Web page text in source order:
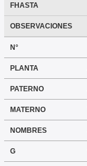
FHASTA
OBSERVACIONES
N°
PLANTA
PATERNO
MATERNO
NOMBRES
G